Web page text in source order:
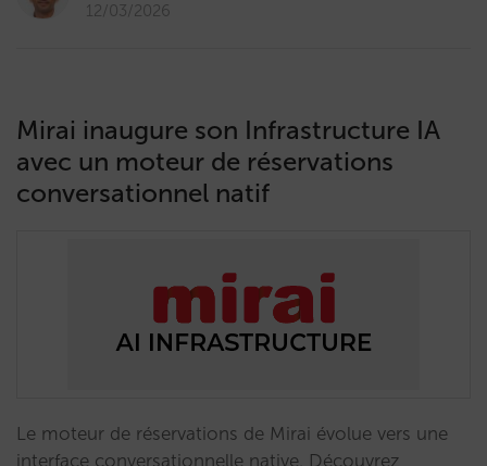
12/03/2026
Mirai inaugure son Infrastructure IA
avec un moteur de réservations
conversationnel natif
Le moteur de réservations de Mirai évolue vers une
interface conversationnelle native. Découvrez